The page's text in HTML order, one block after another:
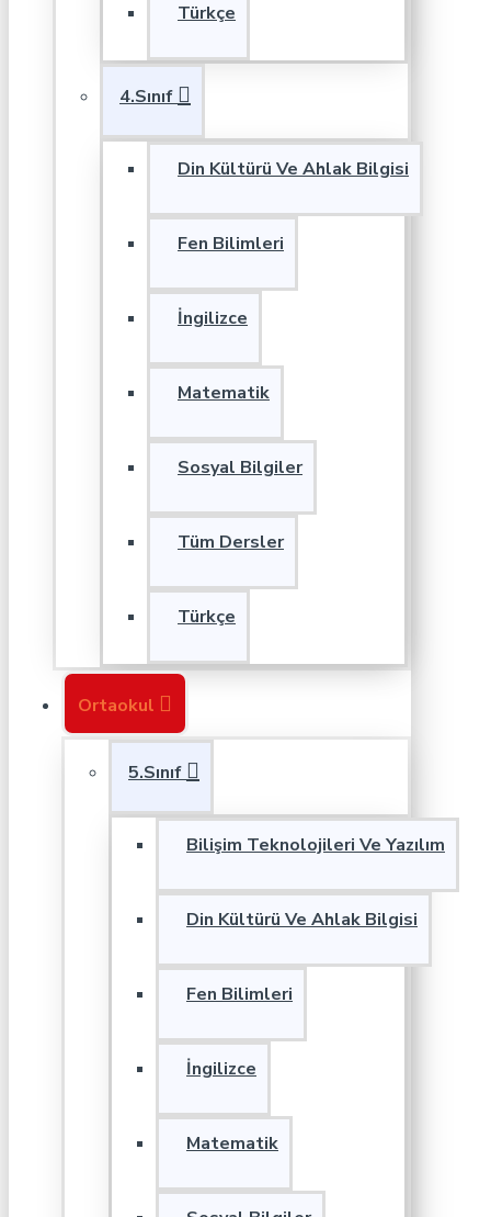
Türkçe
4.Sınıf
Din Kültürü Ve Ahlak Bilgisi
Fen Bilimleri
İngilizce
Matematik
Sosyal Bilgiler
Tüm Dersler
Türkçe
Ortaokul
5.Sınıf
Bilişim Teknolojileri Ve Yazılım
Din Kültürü Ve Ahlak Bilgisi
Fen Bilimleri
İngilizce
Matematik